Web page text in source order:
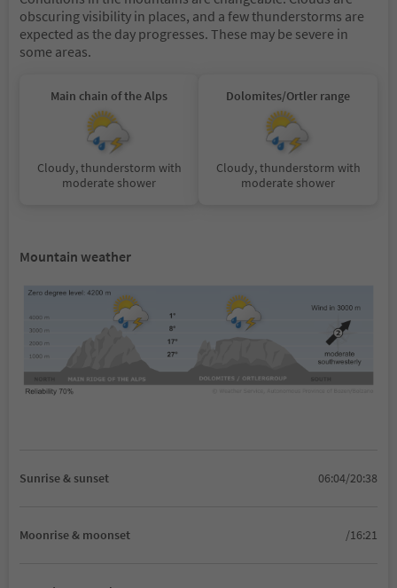
obscuring visibility in places, and a few thunderstorms are
expected as the day progresses. These may be severe in
some areas.
Main chain of the Alps
Cloudy, thunderstorm with
moderate shower
Dolomites/Ortler range
Cloudy, thunderstorm with
moderate shower
Mountain weather
Sunrise & sunset 06:04/20:38
Moonrise & moonset /16:21